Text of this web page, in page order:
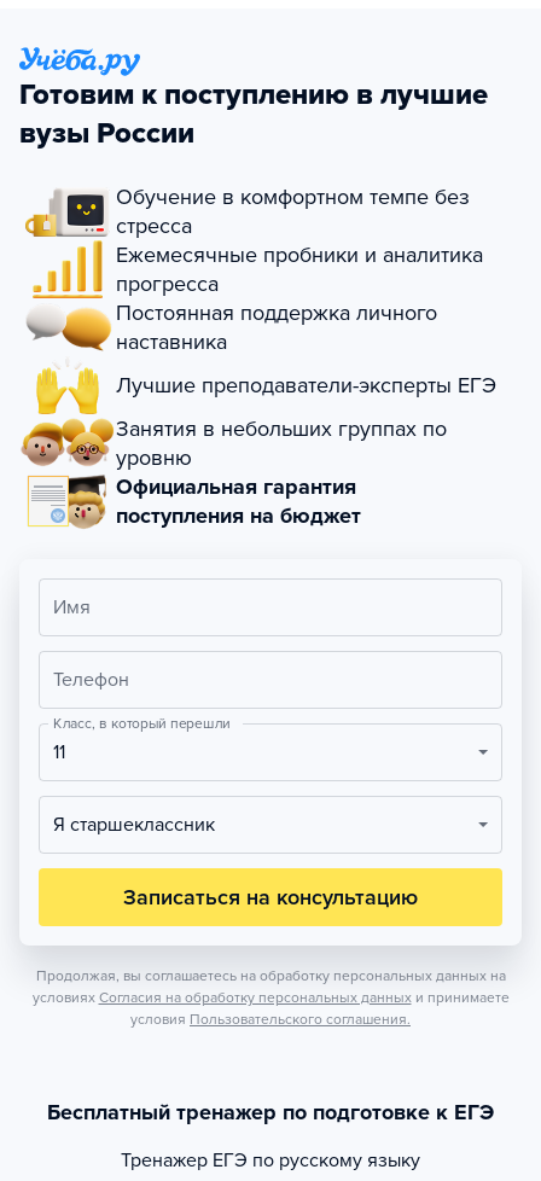
Готовим к поступлению в лучшие
вузы России
Обучение в комфортном темпе без
стресса
Ежемесячные пробники и аналитика
прогресса
Постоянная поддержка личного
наставника
Лучшие преподаватели-эксперты ЕГЭ
Занятия в небольших группах по
уровню
Официальная гарантия
поступления на бюджет
Имя
Телефон
Класс, в который перешли
11
Я старшеклассник
Записаться на консультацию
Продолжая, вы соглашаетесь на обработку персональных данных на
условиях Согласия на обработку персональных данных и принимаете
условия Пользовательского соглашения.
Бесплатный тренажер по подготовке к ЕГЭ
Тренажер ЕГЭ по русскому языку